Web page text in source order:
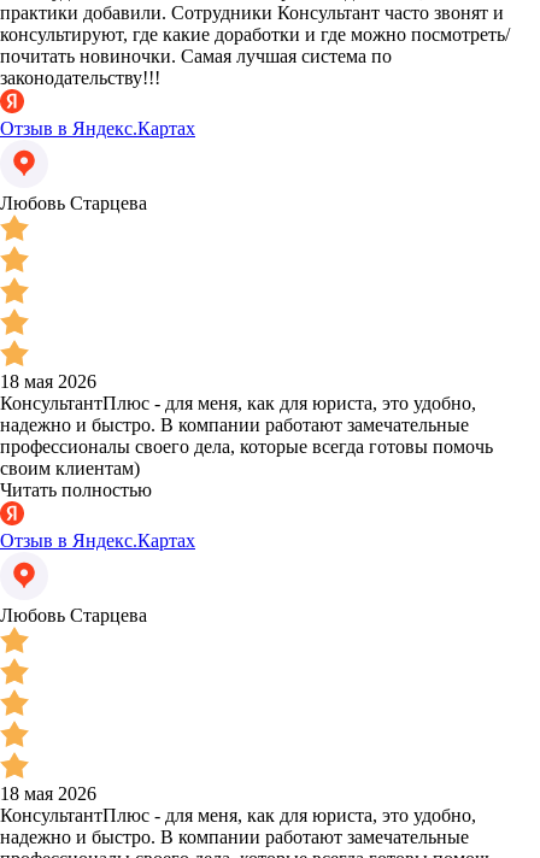
практики добавили. Сотрудники Консультант часто звонят и
консультируют, где какие доработки и где можно посмотреть/
почитать новиночки. Самая лучшая система по
законодательству!!!
Отзыв в Яндекс.Картах
Любовь Старцева
18 мая 2026
КонсультантПлюс - для меня, как для юриста, это удобно,
надежно и быстро. В компании работают замечательные
профессионалы своего дела, которые всегда готовы помочь
своим клиентам)
Читать полностью
Отзыв в Яндекс.Картах
Любовь Старцева
18 мая 2026
КонсультантПлюс - для меня, как для юриста, это удобно,
надежно и быстро. В компании работают замечательные